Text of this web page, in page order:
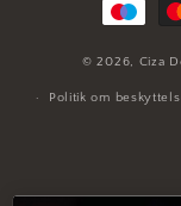
© 2026, Ciza
Politik om